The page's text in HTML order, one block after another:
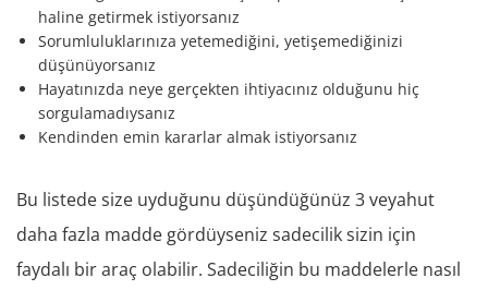
haline getirmek istiyorsanız
Sorumluluklarınıza yetemediğini, yetişemediğinizi
düşünüyorsanız
Hayatınızda neye gerçekten ihtiyacınız olduğunu hiç
sorgulamadıysanız
Kendinden emin kararlar almak istiyorsanız
Bu listede size uyduğunu düşündüğünüz 3 veyahut
daha fazla madde gördüyseniz sadecilik sizin için
faydalı bir araç olabilir. Sadeciliğin bu maddelerle nasıl